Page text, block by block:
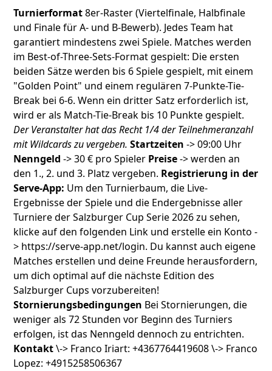
Turnierformat8er-Raster (Viertelfinale, Halbfinale
und Finale für A- und B-Bewerb). Jedes Team hat
garantiert mindestens zwei Spiele. Matches werden
im Best-of-Three-Sets-Format gespielt: Die ersten
beiden Sätze werden bis 6 Spiele gespielt, mit einem
"Golden Point" und einem regulären 7-Punkte-Tie-
Break bei 6-6. Wenn ein dritter Satz erforderlich ist,
wird er als Match-Tie-Break bis 10 Punkte gespielt.
Der Veranstalter hat das Recht 1/4 der Teilnehmeranzahl
mit Wildcards zu vergeben. Startzeiten -> 09:00 Uhr
Nenngeld -> 30 € pro Spieler Preise-> werden an
den 1., 2. und 3. Platz vergeben. Registrierung in der
Serve-App: Um den Turnierbaum, die Live-
Ergebnisse der Spiele und die Endergebnisse aller
Turniere der Salzburger Cup Serie 2026 zu sehen,
klicke auf den folgenden Link und erstelle ein Konto -
> https://serve-app.net/login. Du kannst auch eigene
Matches erstellen und deine Freunde herausfordern,
um dich optimal auf die nächste Edition des
Salzburger Cups vorzubereiten!
Stornierungsbedingungen Bei Stornierungen, die
weniger als 72 Stunden vor Beginn des Turniers
erfolgen, ist das Nenngeld dennoch zu entrichten.
Kontakt\-> Franco Iriart: +4367764419608 \-> Franco
Lopez: +4915258506367